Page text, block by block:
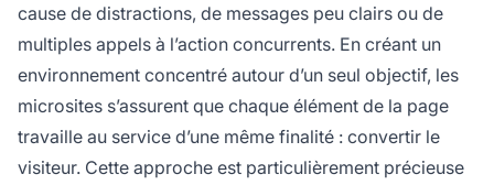
cause de distractions, de messages peu clairs ou de
multiples appels à l’action concurrents. En créant un
environnement concentré autour d’un seul objectif, les
microsites s’assurent que chaque élément de la page
travaille au service d’une même finalité : convertir le
visiteur. Cette approche est particulièrement précieuse